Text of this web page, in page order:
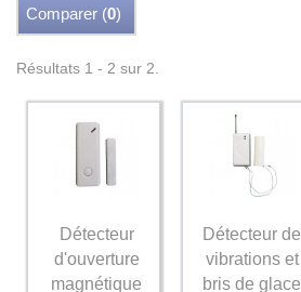
Comparer (0)
Résultats 1 - 2 sur 2.
Détecteur
d'ouverture
magnétique
Détecteur de
vibrations et
bris de glace